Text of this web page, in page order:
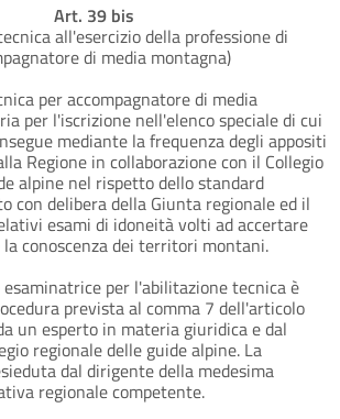
Art. 39 bis
all'esercizio della professione di
di media montagna)
per accompagnatore di media
per l'iscrizione nell'elenco speciale di cui
mediante la frequenza degli appositi
Regione in collaborazione con il Collegio
alpine nel rispetto dello standard
con delibera della Giunta regionale ed il
esami di idoneità volti ad accertare
conoscenza dei territori montani.
esaminatrice per l'abilitazione tecnica è
prevista al comma 7 dell'articolo
un esperto in materia giuridica e dal
regionale delle guide alpine. La
dal dirigente della medesima
regionale competente.